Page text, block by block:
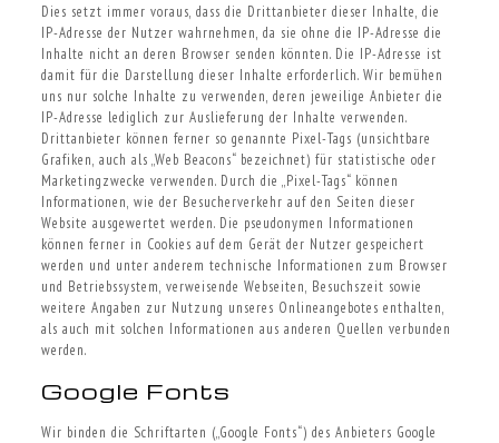
Dies setzt immer voraus, dass die Drittanbieter dieser Inhalte, die
IP-Adresse der Nutzer wahrnehmen, da sie ohne die IP-Adresse die
Inhalte nicht an deren Browser senden könnten. Die IP-Adresse ist
damit für die Darstellung dieser Inhalte erforderlich. Wir bemühen
uns nur solche Inhalte zu verwenden, deren jeweilige Anbieter die
IP-Adresse lediglich zur Auslieferung der Inhalte verwenden.
Drittanbieter können ferner so genannte Pixel-Tags (unsichtbare
Grafiken, auch als „Web Beacons“ bezeichnet) für statistische oder
Marketingzwecke verwenden. Durch die „Pixel-Tags“ können
Informationen, wie der Besucherverkehr auf den Seiten dieser
Website ausgewertet werden. Die pseudonymen Informationen
können ferner in Cookies auf dem Gerät der Nutzer gespeichert
werden und unter anderem technische Informationen zum Browser
und Betriebssystem, verweisende Webseiten, Besuchszeit sowie
weitere Angaben zur Nutzung unseres Onlineangebotes enthalten,
als auch mit solchen Informationen aus anderen Quellen verbunden
werden.
Google Fonts
Wir binden die Schriftarten („Google Fonts“) des Anbieters Google